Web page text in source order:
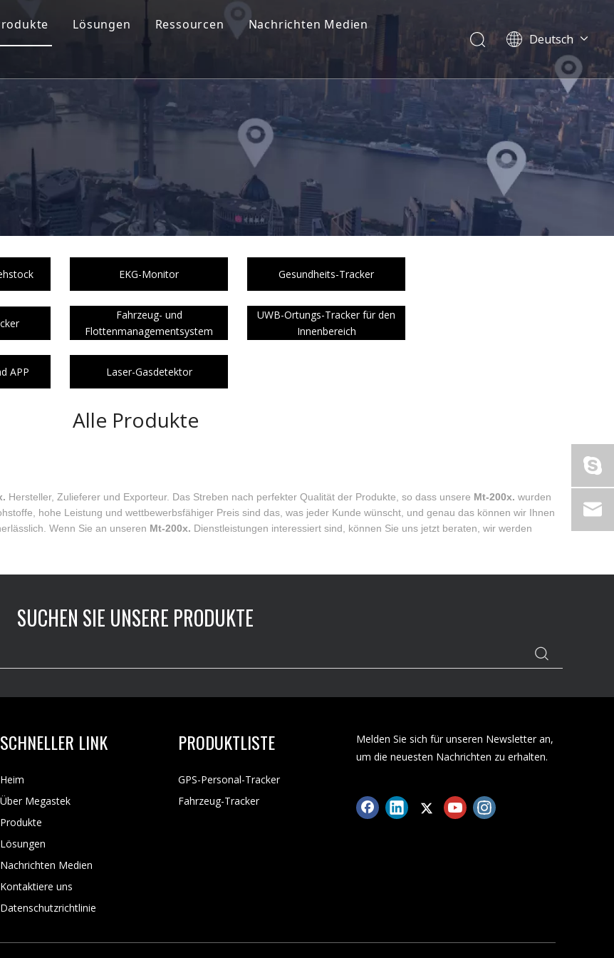
Lösungen Ressourcen
Nachrichten Medien
Deutsch
Dansk
norsk språk
한국어
日本語
Italiano
Português
Español
简体中文
EKG-Monitor Gesundheits-Tracker
Fahrzeug- und
Flottenmanagementsystem
UWB-Ortungs-Tracker für den
Innenbereich
APP Laser-Gasdetektor
Alle Produkte
Hersteller, Zulieferer und Exporteur. Das Streben nach perfekter Qualität der Produkte, so dass unsere Mt-200x. wurden
hohe Leistung und wettbewerbsfähiger Preis sind das, was jeder Kunde wünscht, und genau das können wir Ihnen
Wenn Sie an unseren Mt-200x. Dienstleistungen interessiert sind, können Sie uns jetzt beraten, wir werden
SUCHEN SIE UNSERE PRODUKTE
SCHNELLER LINK PRODUKTLISTE
Heim
Über Megastek
Produkte
Lösungen
Nachrichten Medien
Kontaktiere uns
Datenschutzrichtlinie
GPS-Personal-Tracker
Fahrzeug-Tracker
Melden Sie sich für unseren Newsletter an,
um die neuesten Nachrichten zu erhalten.